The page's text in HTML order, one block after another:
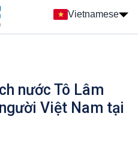
Vietnamese
nước Tô Lâm
Việt Nam tại